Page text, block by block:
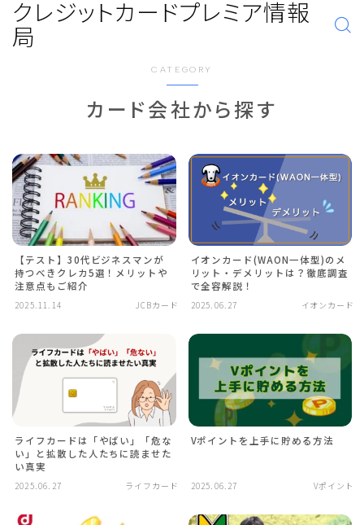
クレジットカードプレミア情報
局
CATEGORY
カード会社から探す
【テスト】30代ビジネスマンが
持つべきクレカ5選！メリットや
注意点もご紹介
2025.11.14 JCBカード
イオンカード(WAON一体型)のメ
リット・デメリットは？徹底調査
で全容解説！
2025.06.27 イオンカード
ライフカードは「やばい」「危な
い」と拡散した人たちに読ませた
い真実
2025.06.27 ライフカード
Vポイントを上手に貯める方法
2025.06.27 Vポイント